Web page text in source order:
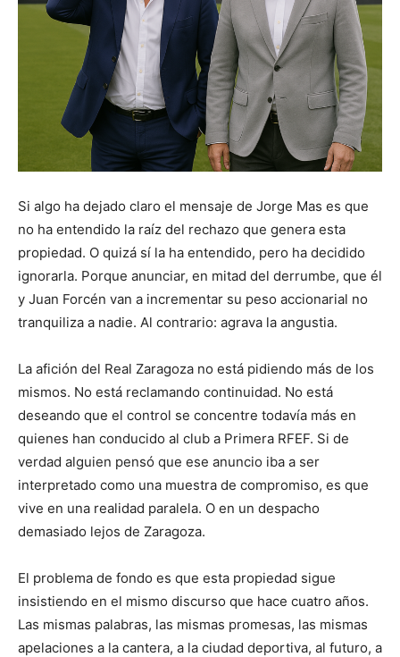
Si algo ha dejado claro el mensaje de Jorge Mas es que
no ha entendido la raíz del rechazo que genera esta
propiedad. O quizá sí la ha entendido, pero ha decidido
ignorarla. Porque anunciar, en mitad del derrumbe, que él
y Juan Forcén van a incrementar su peso accionarial no
tranquiliza a nadie. Al contrario: agrava la angustia.
La afición del Real Zaragoza no está pidiendo más de los
mismos. No está reclamando continuidad. No está
deseando que el control se concentre todavía más en
quienes han conducido al club a Primera RFEF. Si de
verdad alguien pensó que ese anuncio iba a ser
interpretado como una muestra de compromiso, es que
vive en una realidad paralela. O en un despacho
demasiado lejos de Zaragoza.
El problema de fondo es que esta propiedad sigue
insistiendo en el mismo discurso que hace cuatro años.
Las mismas palabras, las mismas promesas, las mismas
apelaciones a la cantera, a la ciudad deportiva, al futuro, a